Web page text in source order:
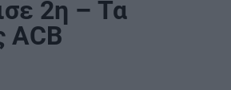
2η – Τα
ACB